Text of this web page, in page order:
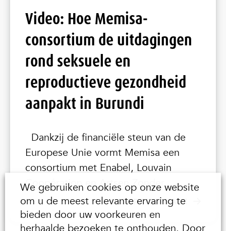
Video: Hoe Memisa-
consortium de uitdagingen
rond seksuele en
reproductieve gezondheid
aanpakt in Burundi
Dankzij de financiële steun van de
Europese Unie vormt Memisa een
consortium met Enabel, Louvain
Coopération en Artsen Zonder ...
MEER INFORMATIE
We gebruiken cookies op onze website
om u de meest relevante ervaring te
bieden door uw voorkeuren en
herhaalde bezoeken te onthouden. Door